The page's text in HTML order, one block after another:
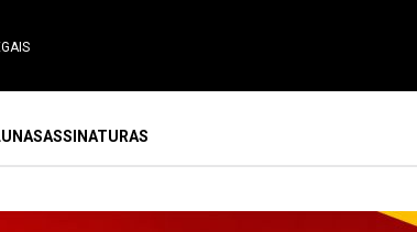
ASSINATURAS